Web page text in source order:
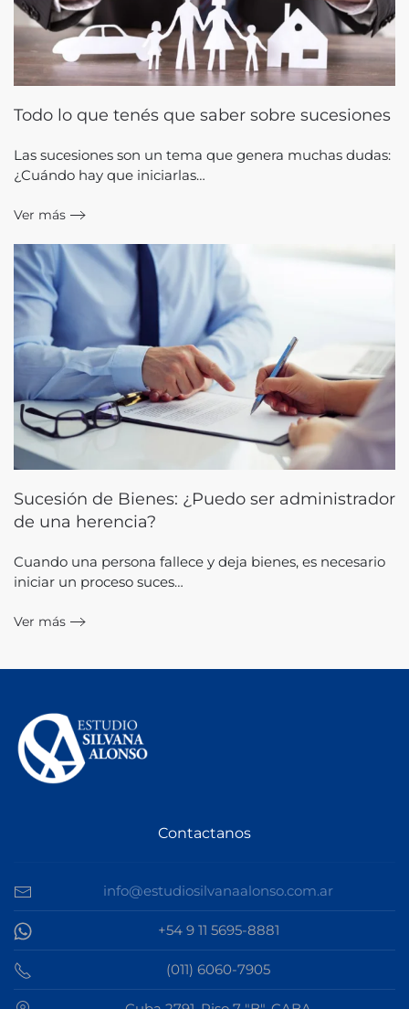
Todo lo que tenés que saber sobre sucesiones
Las sucesiones son un tema que genera muchas dudas:
¿Cuándo hay que iniciarlas…
Ver más
Sucesión de Bienes: ¿Puedo ser administrador
de una herencia?
Cuando una persona fallece y deja bienes, es necesario
iniciar un proceso suces…
Ver más
Contactanos
info@estudiosilvanaalonso.com.ar
+54 9 11 5695-8881
(011) 6060-7905